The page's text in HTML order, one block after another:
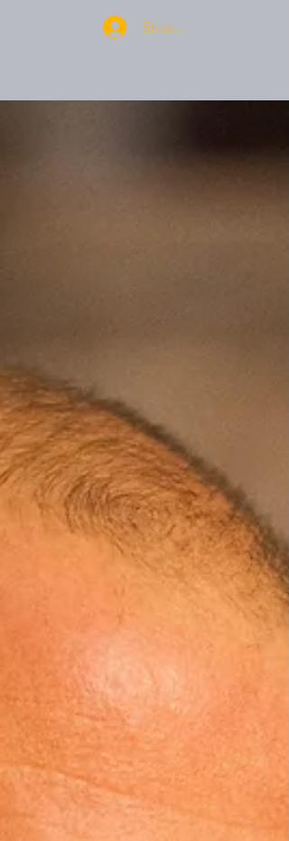
Se connecter